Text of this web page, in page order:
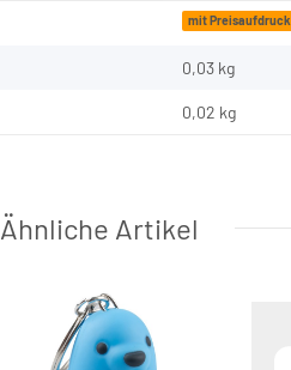
mit Preisaufdruck
0,03 kg
0,02 kg
Ähnliche Artikel